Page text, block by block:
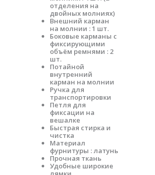
отделения на
двойных молниях)
Внешний карман
на молнии : 1 шт.
Боковые карманы с
фиксирующими
объём ремнями : 2
шт.
Потайной
внутренний
карман на молнии
Ручка для
транспортировки
Петля для
фиксации на
вешалке
Быстрая стирка и
чистка
Материал
фурнитуры : латунь
Прочная ткань
Удобные широкие